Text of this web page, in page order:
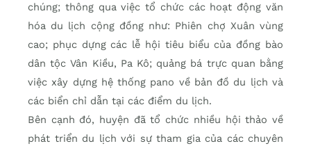
chúng; thông qua việc tổ chức các hoạt động văn
hóa du lịch cộng đồng như: Phiên chợ Xuân vùng
cao; phục dựng các lễ hội tiêu biểu của đồng bào
dân tộc Vân Kiều, Pa Kô; quảng bá trực quan bằng
việc xây dựng hệ thống pano về bản đồ du lịch và
các biển chỉ dẫn tại các điểm du lịch.
Bên cạnh đó, huyện đã tổ chức nhiều hội thảo về
phát triển du lịch với sự tham gia của các chuyên